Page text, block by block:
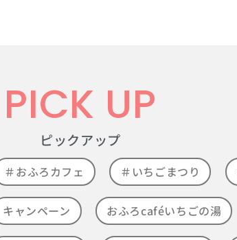
PICK UP
ピックアップ
＃おふろカフェ ＃いちごまつり
キャンペーン おふろcaféいちごの湯